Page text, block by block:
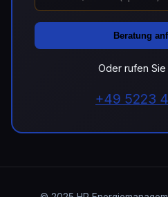
Beratung
Oder rufen
+49 5223